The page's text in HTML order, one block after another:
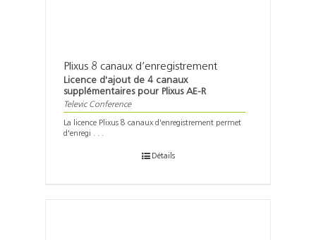
Plixus 8 canaux d’enregistrement
Licence d'ajout de 4 canaux
supplémentaires pour Plixus AE-R
Televic Conference
La licence Plixus 8 canaux d'enregistrement permet
d'enregi . . .
Détails